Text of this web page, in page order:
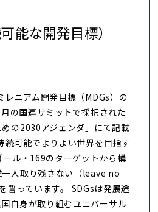
能な開発目標）
ニアム開発目標（MDGs）の
の国連サミットで採択された
めの2030アジェンダ」にて記載
続可能でよりよい世界を目指す
ル・169のターゲットから構
人取り残さない（leave no
っています。 SDGsは発展途
自身が取り組むユニバーサル